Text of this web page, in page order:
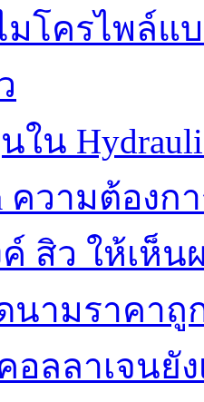
มโครไพล์
ใน
ความต้อง
สิว ให้เห็
นามราคาถู
อลลาเจนยั